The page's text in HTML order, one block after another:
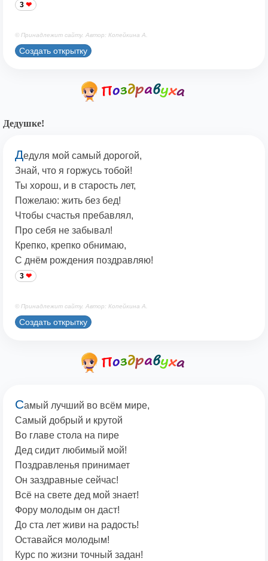
3
© Принадлежит сайту. Автор: Копейкина А.
Создать открытку
Дедушке!
Дедуля мой самый дорогой,
Знай, что я горжусь тобой!
Ты хорош, и в старость лет,
Пожелаю: жить без бед!
Чтобы счастья пребавлял,
Про себя не забывал!
Крепко, крепко обнимаю,
С днём рождения поздравляю!
3
© Принадлежит сайту. Автор: Копейкина А.
Создать открытку
Самый лучший во всём мире,
Самый добрый и крутой
Во главе стола на пире
Дед сидит любимый мой!
Поздравленья принимает
Он заздравные сейчас!
Всё на свете дед мой знает!
Фору молодым он даст!
До ста лет живи на радость!
Оставайся молодым!
Курс по жизни точный задан!